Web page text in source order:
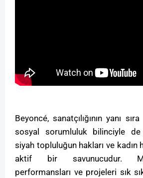
Beyoncé, sanatçılığının yanı
sosyal sorumluluk bilinciyle de
siyah topluluğun hakları ve kadın
aktif bir savunucudur.
performansları ve projeleri sık